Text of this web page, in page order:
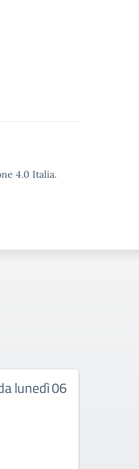
4.0 Italia.
lunedì 06